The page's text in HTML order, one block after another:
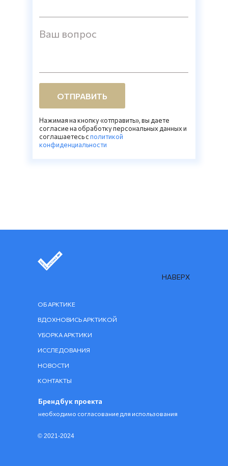
Ваш вопрос
ОТПРАВИТЬ
Нажимая на кнопку «отправить», вы даете
согласие на обработку персональных данных и
соглашаетесь cполитикой
конфиденциальности
© 2021-2024
НАВЕРХ
ВДОХНОВИСЬ АРКТИКОЙ
ОБ АРКТИКЕ
ИССЛЕДОВАНИЯ
УБОРКА АРКТИКИ
КОНТАКТЫ
НОВОСТИ
Брендбук проекта
необходимо согласование для использования